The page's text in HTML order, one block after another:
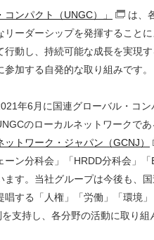
コンパクト（UNGC）」 （
は、
リーダーシップを発揮すること
行動し、持続可能な成長を実現
加する自発的な取り組みです。
年6月に国連グローバル・コン
のローカルネットワークであ
トワーク・ジャパン（GCNJ）
ーン分科会」「HRDD分科会」「
ます。当社グループは今後も、
唱する「人権」「労働」「環境
支持し、各分野の活動に取り組